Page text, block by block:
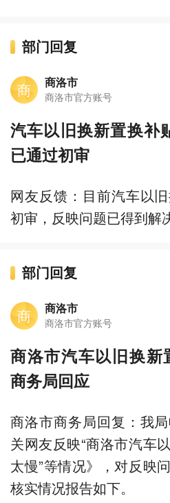
部门回复
商 商洛市
商洛市官方账号
汽车以旧换新置换补
已通过初审
网友反馈：目前汽车以
初审，反映问题已得到解
部门回复
商 商洛市
商洛市官方账号
商洛市汽车以旧换新
商务局回应
商洛市商务局回复：我
关网友反映“商洛市汽车
太慢”等情况》，对反映
核实情况报告如下。